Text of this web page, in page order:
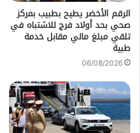
الرقم الأخضر يطيح بطبيب بمركز
صحي بحد أولاد فرج للاشتباه في
تلقي مبلغ مالي مقابل خدمة
طبية
06/08/2026